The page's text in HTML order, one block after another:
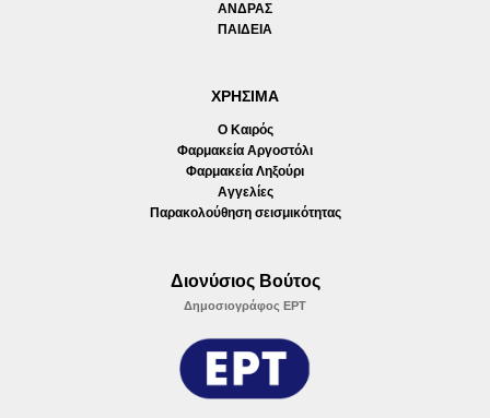
ΑΝΔΡΑΣ
ΠΑΙΔΕΙΑ
ΧΡΗΣΙΜΑ
Ο Καιρός
Φαρμακεία Αργοστόλι
Φαρμακεία Ληξούρι
Αγγελίες
Παρακολούθηση σεισμικότητας
Διονύσιος Βούτος
Δημοσιογράφος ΕΡΤ